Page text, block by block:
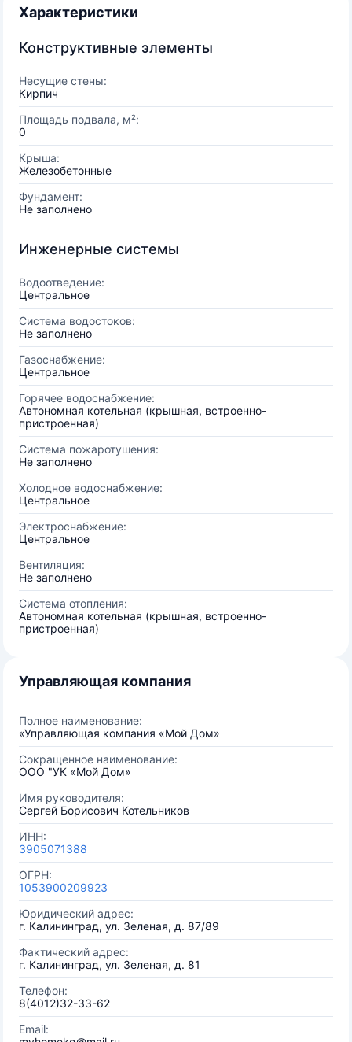
Характеристики
Конструктивные элементы
Несущие стены:
Кирпич
Площадь подвала, м²:
0
Крыша:
Железобетонные
Фундамент:
Не заполнено
Инженерные системы
Водоотведение:
Центральное
Система водостоков:
Не заполнено
Газоснабжение:
Центральное
Горячее водоснабжение:
Автономная котельная (крышная, встроенно-
пристроенная)
Система пожаротушения:
Не заполнено
Холодное водоснабжение:
Центральное
Электроснабжение:
Центральное
Вентиляция:
Не заполнено
Система отопления:
Автономная котельная (крышная, встроенно-
пристроенная)
Управляющая компания
Полное наименование:
«Управляющая компания «Мой Дом»
Сокращенное наименование:
ООО "УК «Мой Дом»
Имя руководителя:
Сергей Борисович Котельников
ИНН:
3905071388
ОГРН:
1053900209923
Юридический адрес:
г. Калининград, ул. Зеленая, д. 87/89
Фактический адрес:
г. Калининград, ул. Зеленая, д. 81
Телефон:
8(4012)32-33-62
Email: